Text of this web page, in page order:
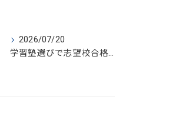
2026/07/20
学習塾選びで志望校合格を目指す最適なチェックポイントと見極め方